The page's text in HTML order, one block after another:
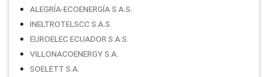
ALEGRÍA-ECOENERGÍA S.A.S.
INELTROTELSCC S.A.S.
EUROELEC ECUADOR S.A.S.
VILLONACOENERGY S.A.
SOELETT S.A.